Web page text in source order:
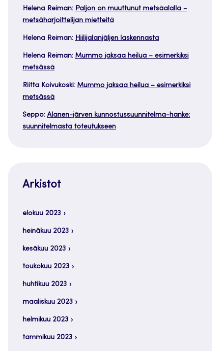
Helena Reiman: Paljon on muuttunut metsäalalla –
metsäharjoittelijan mietteitä
Helena Reiman: Hiilijalanjäljen laskennasta
Helena Reiman: Mummo jaksaa heilua – esimerkiksi
metsässä
Riitta Koivukoski: Mummo jaksaa heilua – esimerkiksi
metsässä
Seppo: Alanen-järven kunnostussuunnitelma-hanke:
suunnitelmasta toteutukseen
Arkistot
elokuu 2023
heinäkuu 2023
kesäkuu 2023
toukokuu 2023
huhtikuu 2023
maaliskuu 2023
helmikuu 2023
tammikuu 2023